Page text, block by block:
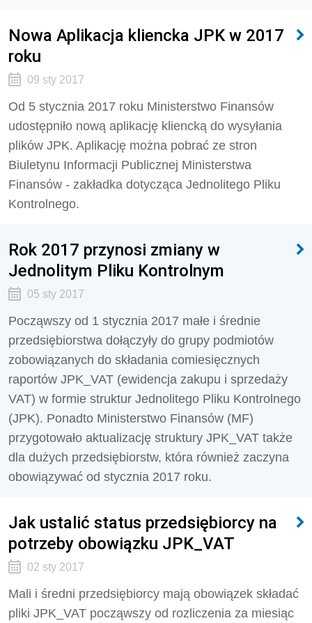
Nowa Aplikacja kliencka JPK w 2017
roku
09 sty 2017
Od 5 stycznia 2017 roku Ministerstwo Finansów
udostępniło nową aplikację kliencką do wysyłania
plików JPK. Aplikację można pobrać ze stron
Biuletynu Informacji Publicznej Ministerstwa
Finansów - zakładka dotycząca Jednolitego Pliku
Kontrolnego.
Rok 2017 przynosi zmiany w
Jednolitym Pliku Kontrolnym
05 sty 2017
Począwszy od 1 stycznia 2017 małe i średnie
przedsiębiorstwa dołączyły do grupy podmiotów
zobowiązanych do składania comiesięcznych
raportów JPK_VAT (ewidencja zakupu i sprzedaży
VAT) w formie struktur Jednolitego Pliku Kontrolnego
(JPK). Ponadto Ministerstwo Finansów (MF)
przygotowało aktualizację struktury JPK_VAT także
dla dużych przedsiębiorstw, która również zaczyna
obowiązywać od stycznia 2017 roku.
Jak ustalić status przedsiębiorcy na
potrzeby obowiązku JPK_VAT
02 sty 2017
Mali i średni przedsiębiorcy mają obowiązek składać
pliki JPK_VAT począwszy od rozliczenia za miesiąc